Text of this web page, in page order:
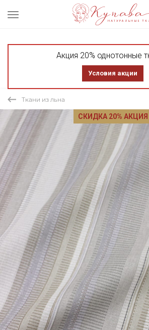
Акция 20% однотонные
Условия акции
Ткани из льна
СКИДКА 20% АКЦИЯ